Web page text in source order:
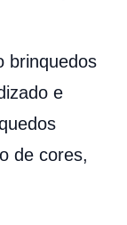
brinquedos
e
de cores,